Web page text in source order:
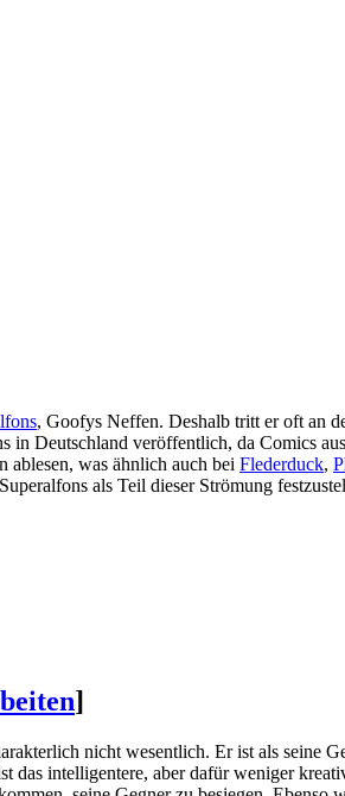
, Goofys Neffen. Deshalb tritt er oft an
Deutschland veröffentlich, da Comics
ablesen, was ähnlich auch bei Flederduck,
als Teil dieser Strömung
]
nicht wesentlich. Er ist als seine
das intelligentere, aber dafür weniger